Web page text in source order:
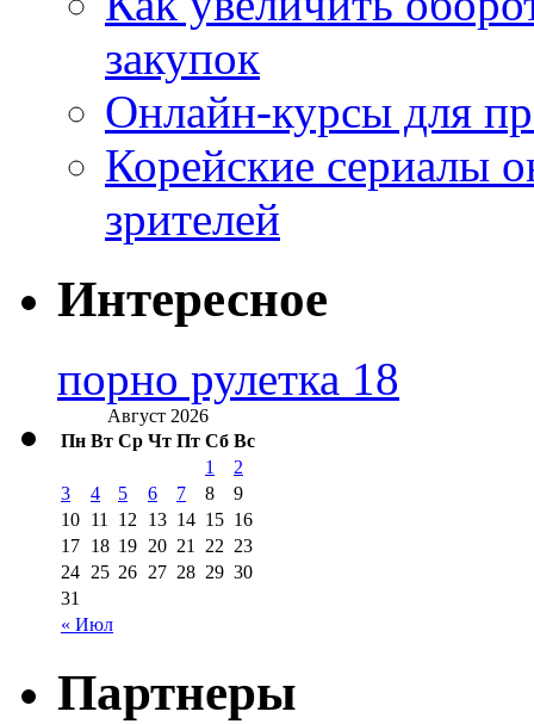
закупок
Онлайн-курсы для
Корейские сериалы
зрителей
Интересное
порно рулетка 18
Август 2026
Пн Вт Ср Чт Пт Сб Вс
« Июл
1
2
3
4 5 6 7 8
9
10 11 12 13 14 15 16
17 18 19 20 21 22 23
24 25 26 27 28 29 30
31
Партнеры